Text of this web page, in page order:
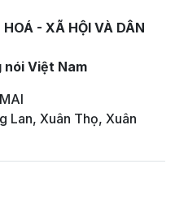
- XÃ HỘI VÀ DÂN
Việt Nam
Lan, Xuân Thọ, Xuân